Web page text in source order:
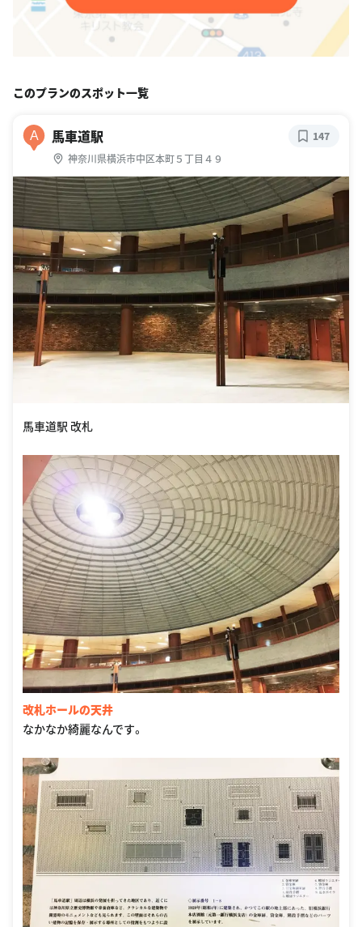
このプランのスポット一覧
A 馬車道駅
神奈川県横浜市中区本町５丁目４９
147
馬車道駅 改札
改札ホールの天井
なかなか綺麗なんです。